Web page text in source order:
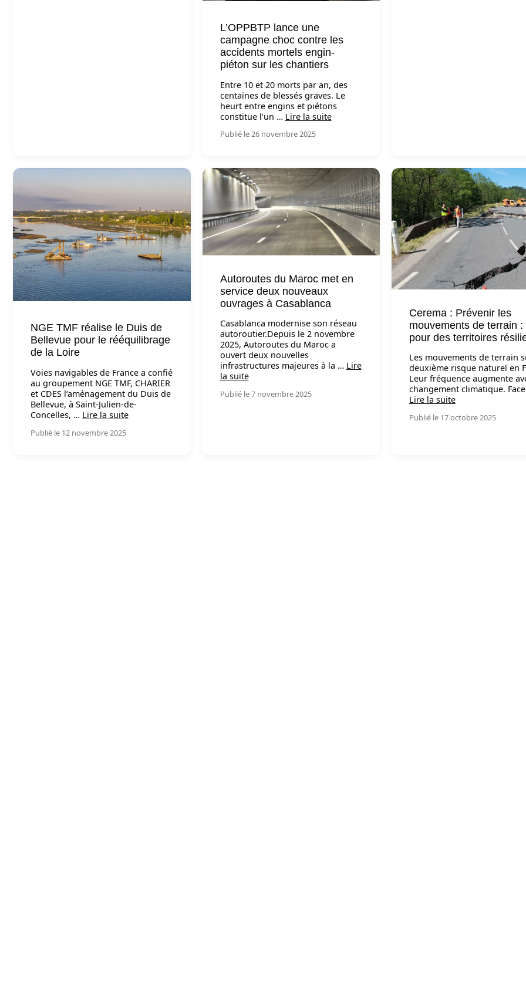
L’OPPBTP lance une
campagne choc contre les
accidents mortels engin-
piéton sur les chantiers
Entre 10 et 20 morts par an, des
centaines de blessés graves. Le
heurt entre engins et piétons
constitue l’un … Lire la suite
Publié le 26 novembre 2025
NGE TMF réalise le Duis de
Bellevue pour le rééquilibrage
de la Loire
Voies navigables de France a confié
au groupement NGE TMF, CHARIER
et CDES l’aménagement du Duis de
Bellevue, à Saint-Julien-de-
Concelles, … Lire la suite
Publié le 12 novembre 2025
Autoroutes du Maroc met en
service deux nouveaux
ouvrages à Casablanca
Casablanca modernise son réseau
autoroutier.Depuis le 2 novembre
2025, Autoroutes du Maroc a
ouvert deux nouvelles
infrastructures majeures à la … Lire
la suite
Publié le 7 novembre 2025
Cerema : Prévenir les
mouvements de terrain :
pour des territoires
Les mouvements de terrain
deuxième risque naturel en
Leur fréquence augmente
changement climatique.
Lire la suite
Publié le 17 octobre 2025